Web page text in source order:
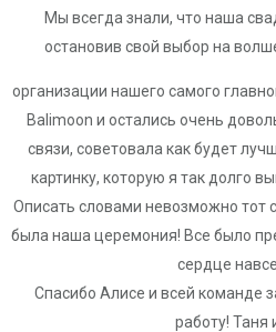
Мы всегда знали, что наша
остановив свой выбор на
организации нашего самого
Balimoon и остались очень
связи, советовала как будет
картинку, которую я так долго
Описать словами невозможно тот
была наша церемония! Все было
сердце
Спасибо Алисе и всей команде
работу! Таня